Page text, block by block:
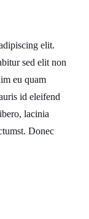
elit.
sed elit non
eu quam
id eleifend
lacinia
Donec